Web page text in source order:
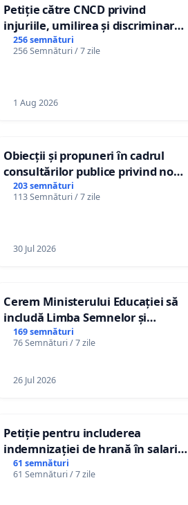
Petiție către CNCD privind
injuriile, umilirea și discriminarea
persoanelor cu dizabilități de
către utilizatorul TikTok „Gorici”
256 semnături
256 Semnături / 7 zile
1 Aug 2026
Obiecții și propuneri în cadrul
consultărilor publice privind noul
Plan Urbanistic General (PUG)
Ialoveni
203 semnături
113 Semnături / 7 zile
30 Jul 2026
Cerem Ministerului Educației să
includă Limba Semnelor și
alfabetul Braille în școlile din
Republica Moldova!
169 semnături
76 Semnături / 7 zile
26 Jul 2026
Petiție pentru includerea
indemnizației de hrană în salariul
de bază și protejarea gradațiilor
de vechime pentru asistenții
61 semnături
61 Semnături / 7 zile